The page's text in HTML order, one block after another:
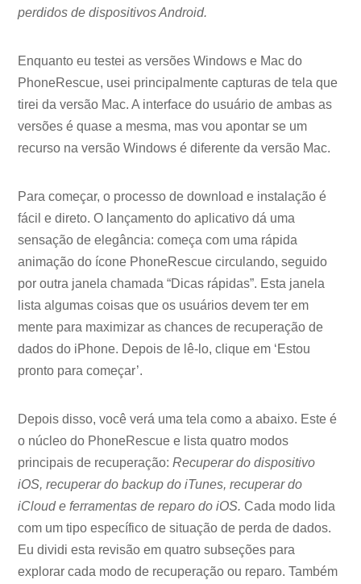
perdidos de dispositivos Android.
Enquanto eu testei as versões Windows e Mac do
PhoneRescue, usei principalmente capturas de tela que
tirei da versão Mac. A interface do usuário de ambas as
versões é quase a mesma, mas vou apontar se um
recurso na versão Windows é diferente da versão Mac.
Para começar, o processo de download e instalação é
fácil e direto. O lançamento do aplicativo dá uma
sensação de elegância: começa com uma rápida
animação do ícone PhoneRescue circulando, seguido
por outra janela chamada “Dicas rápidas”. Esta janela
lista algumas coisas que os usuários devem ter em
mente para maximizar as chances de recuperação de
dados do iPhone. Depois de lê-lo, clique em ‘Estou
pronto para começar’.
Depois disso, você verá uma tela como a abaixo. Este é
o núcleo do PhoneRescue e lista quatro modos
principais de recuperação:Recuperar do dispositivo
iOS, recuperar do backup do iTunes, recuperar do
iCloud e ferramentas de reparo do iOS. Cada modo lida
com um tipo específico de situação de perda de dados.
Eu dividi esta revisão em quatro subseções para
explorar cada modo de recuperação ou reparo. Também